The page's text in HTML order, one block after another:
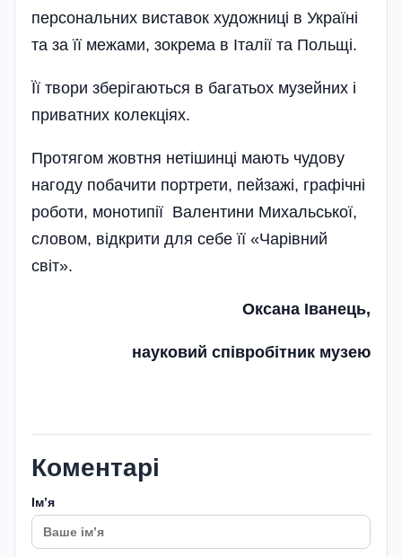
персональних виставок художниці в Україні
та за її межами, зокрема в Італії та Польщі.
Її твори зберігаються в багатьох музейних і
приватних колекціях.
Протягом жовтня нетішинці мають чудову
нагоду побачити портрети, пейзажі, графічні
роботи, монотипії Валентини Михальської,
словом, відкрити для себе її «Чарівни­й
світ».
Оксана Іванець,
науковий співробітник музею
Коментарі
Імʼя